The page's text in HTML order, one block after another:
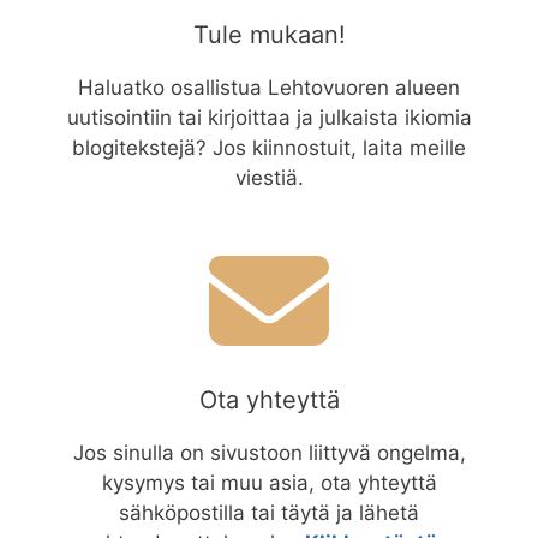
Tule mukaan!
Haluatko osallistua Lehtovuoren alueen
uutisointiin tai kirjoittaa ja julkaista ikiomia
blogitekstejä? Jos kiinnostuit, laita meille
viestiä.
Ota yhteyttä
Jos sinulla on sivustoon liittyvä ongelma,
kysymys tai muu asia, ota yhteyttä
sähköpostilla tai täytä ja lähetä